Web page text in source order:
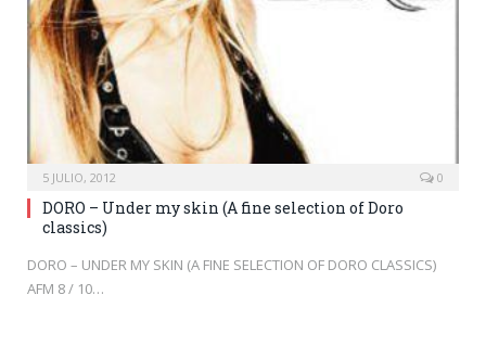
5 JULIO, 2012 0
DORO – Under my skin (A fine selection of Doro
classics)
DORO – UNDER MY SKIN (A FINE SELECTION OF DORO CLASSICS)
AFM 8 / 10…